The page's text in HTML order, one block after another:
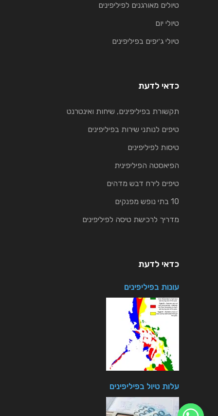
טיולים מאורגנים לפיליפינים
טיולי יום
טיולי ג׳יפים בפיליפינים
כדאי לדעת
תקשורת בפיליפינים, שיחות ואינטרנט
טיפים לנותני שירות בפיליפינים
טיסות לפיליפינים
הפיאסטה הפיליפינית
טיפים לירח דבש מדהים
10 בתי נופש מפנקים
מדריך לרכישת טיסה לפיליפינים
כדאי לדעת
עונות בפיליפינים
עלות טיול בפיליפינים